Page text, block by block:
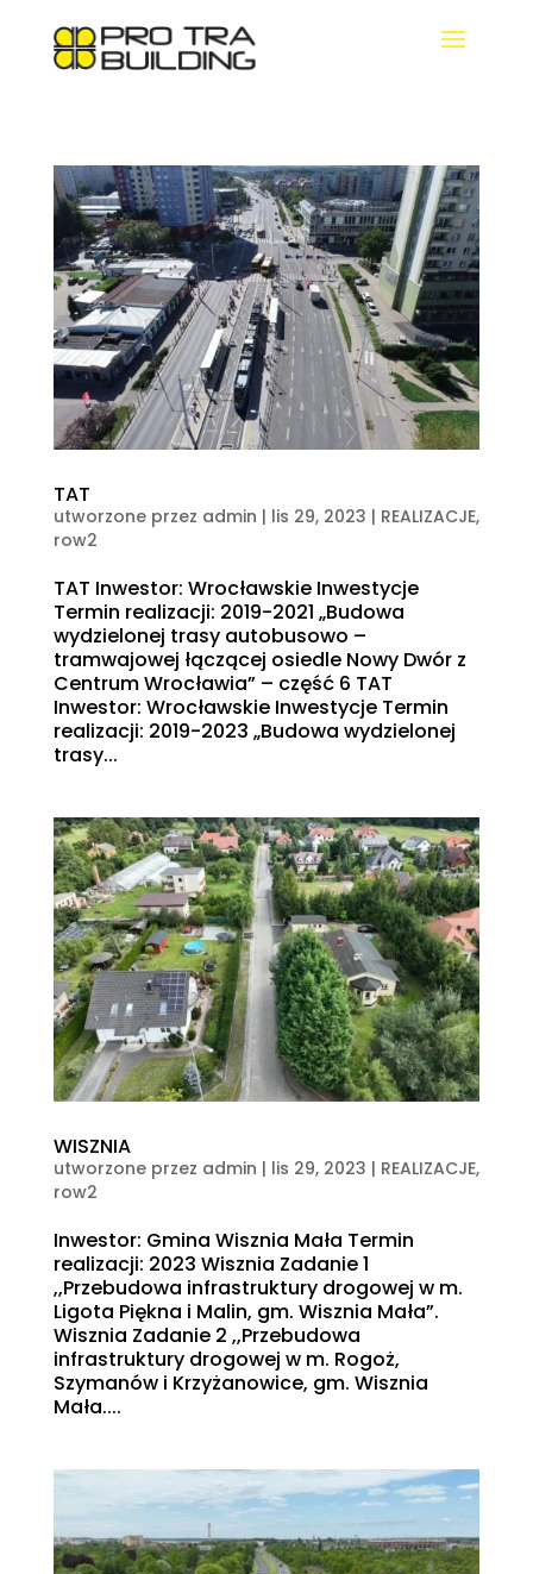
TAT
utworzone przez admin | lis 29, 2023 | REALIZACJE,
row2
TAT Inwestor: Wrocławskie Inwestycje
Termin realizacji: 2019-2021 „Budowa
wydzielonej trasy autobusowo –
tramwajowej łączącej osiedle Nowy Dwór z
Centrum Wrocławia” – część 6 TAT
Inwestor: Wrocławskie Inwestycje Termin
realizacji: 2019-2023 „Budowa wydzielonej
trasy...
WISZNIA
utworzone przez admin | lis 29, 2023 | REALIZACJE,
row2
Inwestor: Gmina Wisznia Mała Termin
realizacji: 2023 Wisznia Zadanie 1
,,Przebudowa infrastruktury drogowej w m.
Ligota Piękna i Malin, gm. Wisznia Mała”.
Wisznia Zadanie 2 ,,Przebudowa
infrastruktury drogowej w m. Rogoż,
Szymanów i Krzyżanowice, gm. Wisznia
Mała....